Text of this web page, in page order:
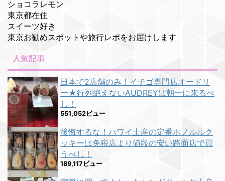
ショコラレモン
東京都在住
スイーツ好き
東京お勧めスポットや旅行レポをお届けします
人気記事
日本で2店舗のみ！イチゴ専門店オードリ
ー★行列絶えないAUDREYは朝一に来るべ
し！
551,052ビュー
後悔するな！ハワイ土産の定番ホノルルク
ッキーは免税店より値段の安い路面店で買
うべし！
189,117ビュー